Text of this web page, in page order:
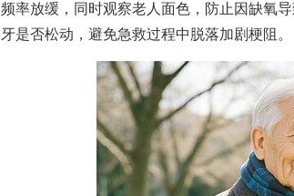
频率放缓，同时观察老人面色，防止因缺氧
牙是否松动，避免急救过程中脱落加剧梗阻。